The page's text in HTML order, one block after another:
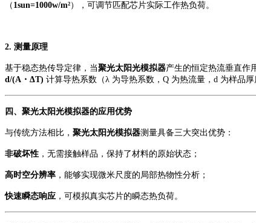
（ 1sun=1000w/m²） ， 可调节匹配芯片实际工作热负荷。
2. 测量原理
基于稳态热传导定律，当聚光太阳光模拟器产生的恒定热流垂直作
d/(A・ΔT) 计算导热系数（λ 为导热系数，Q 为热流量，d 为样品
四、 聚光太阳光模拟器的应用优势
与传统方法相比， 聚光太阳光模拟器测量具备三大突出优势：
非破坏性 ，无需接触样品，保持了材料的原始状态；
高时空分辨率 ，能够实现微米尺度的局部热物性分析；
快速瞬态响应 ，可模拟真实芯片的瞬态热负荷。